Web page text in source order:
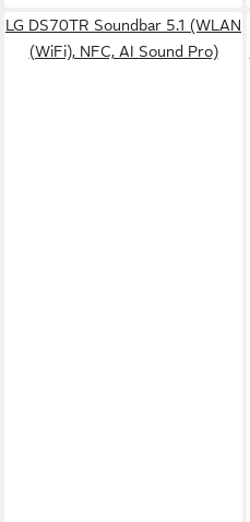
LG DS70TR Soundbar 5.1 (WLAN
(WiFi), NFC, AI Sound Pro)